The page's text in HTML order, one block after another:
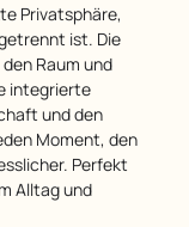
Privatsphäre,
ist. Die
Raum und
integrierte
und den
Moment, den
Perfekt
Alltag und